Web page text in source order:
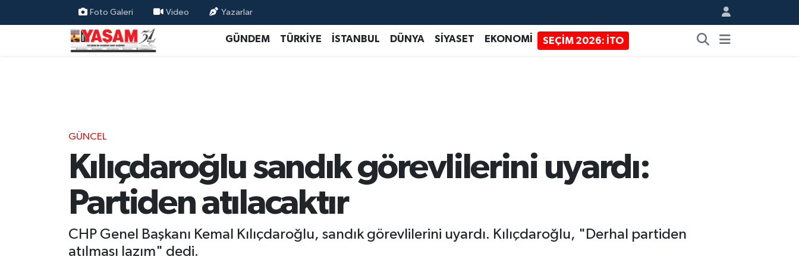
Foto Galeri Video Yazarlar
GÜNDEM TÜRKİYE İSTANBUL DÜNYA SİYASET EKONOMİ SEÇİM 2026: İTO
GÜNCEL
Kılıçdaroğlu sandık görevlilerini uyardı:
Partiden atılacaktır
CHP Genel Başkanı Kemal Kılıçdaroğlu, sandık görevlilerini uyardı. Kılıçdaroğlu, "Derhal partiden
atılması lazım" dedi.